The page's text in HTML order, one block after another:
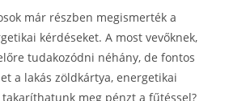
már részben megismerték a
kérdéseket. A most vevőknek,
tudakozódni néhány, de fontos
a lakás zöldkártya, energetikai
takaríthatunk meg pénzt a fűtéssel?